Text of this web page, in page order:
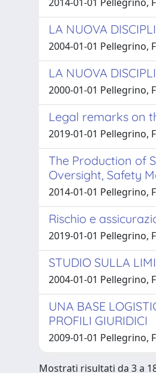
LA NUOVA
2004-01-01 Pellegrino,
LA NUOVA
2000-01-01 Pellegrino,
Legal remarks on
2019-01-01 Pellegrino,
The Production of
Oversight, Safety
2014-01-01 Pellegrino,
Rischio e
2019-01-01 Pellegrino,
STUDIO SULLA
2004-01-01 Pellegrino,
UNA BASE
PROFILI GIURIDICI
2009-01-01 Pellegrino,
Mostrati risultati da 3 a